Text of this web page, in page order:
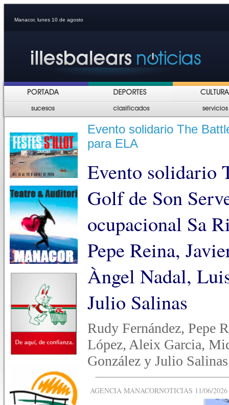
Manacor, lunes 10 de agosto
Evento solidario The
para ELA
Evento solidario
Golf de Son
ocupacional Sa
Pepe Reina,
Àngel Nadal,
Julio Salinas
Rudy Fernández, Pepe
López, Aleix Garcia,
González y Julio
AGENCIA MANACORNOTICIAS 11/06/